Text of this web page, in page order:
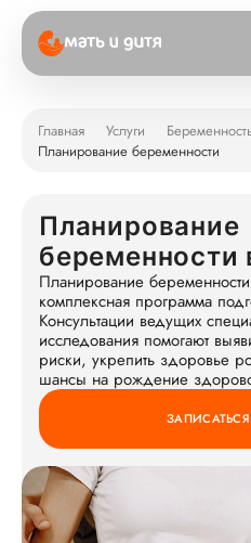
Главная Услуги
Планирование беременности
Планирование
беременности
Планирование
комплексная программа
Консультации ведущих
исследования помогают
риски, укрепить здоровье
шансы на рождение